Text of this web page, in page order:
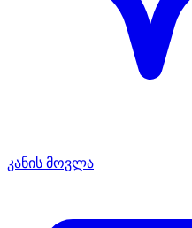
კანის მოვლა